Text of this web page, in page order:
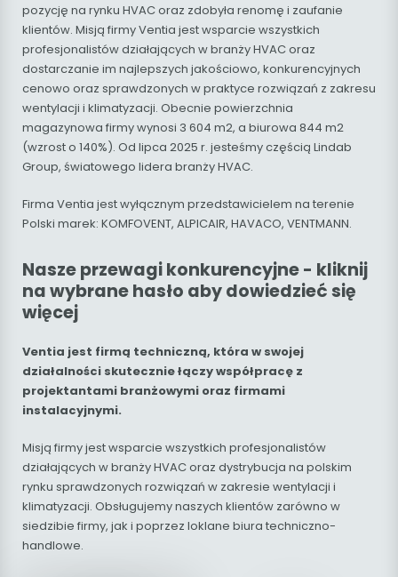
pozycję na rynku HVAC oraz zdobyła renomę i zaufanie
klientów. Misją firmy Ventia jest wsparcie wszystkich
profesjonalistów działających w branży HVAC oraz
dostarczanie im najlepszych jakościowo, konkurencyjnych
cenowo oraz sprawdzonych w praktyce rozwiązań z zakresu
wentylacji i klimatyzacji. Obecnie powierzchnia
magazynowa firmy wynosi 3 604 m2, a biurowa 844 m2
(wzrost o 140%). Od lipca 2025 r. jesteśmy częścią Lindab
Group, światowego lidera branży HVAC.
Firma Ventia jest wyłącznym przedstawicielem na terenie
Polski marek: KOMFOVENT, ALPICAIR, HAVACO, VENTMANN.
Nasze przewagi konkurencyjne - kliknij
na wybrane hasło aby dowiedzieć się
więcej
Ventia jest firmą techniczną, która w swojej
działalności skutecznie łączy współpracę z
projektantami branżowymi oraz firmami
instalacyjnymi.
Misją firmy jest wsparcie wszystkich profesjonalistów
działających w branży HVAC oraz dystrybucja na polskim
rynku sprawdzonych rozwiązań w zakresie wentylacji i
klimatyzacji. Obsługujemy naszych klientów zarówno w
siedzibie firmy, jak i poprzez loklane biura techniczno-
handlowe.